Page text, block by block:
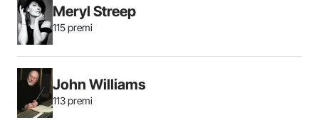
Meryl Streep
115 premi
John Williams
113 premi